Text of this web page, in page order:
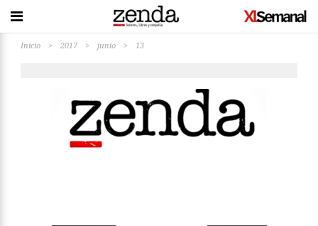
Inicio > 2017 > junio > 13